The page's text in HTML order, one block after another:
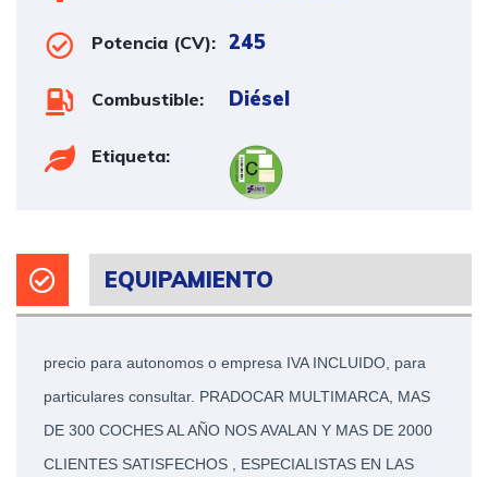
Potencia (CV): 245
Combustible: Diésel
Etiqueta:
EQUIPAMIENTO
precio para autonomos o empresa IVA INCLUIDO, para
particulares consultar. PRADOCAR MULTIMARCA, MAS
DE 300 COCHES AL AÑO NOS AVALAN Y MAS DE 2000
CLIENTES SATISFECHOS , ESPECIALISTAS EN LAS